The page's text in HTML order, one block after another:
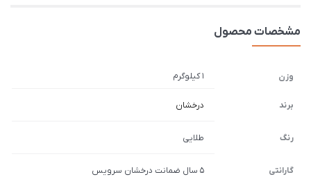
مشخصات محصول
وزن 1 کیلوگرم
برند درخشان
رنگ طلایی
گارانتی 5 سال ضمانت درخشان سرویس